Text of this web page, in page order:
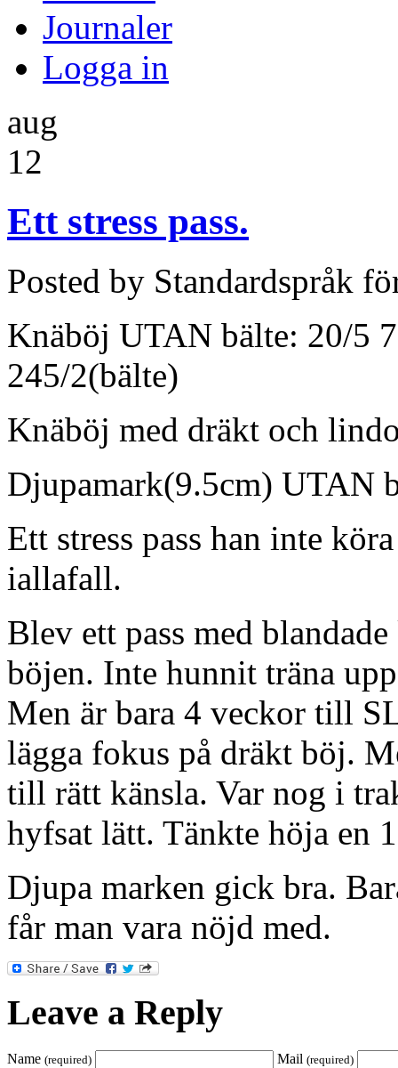
Journaler
Logga in
aug
12
Ett stress pass.
Posted by Standardspråk
Knäböj UTAN bälte: 20/5
245/2(bälte)
Knäböj med dräkt och
Djupamark(9.5cm) UTAN
Ett stress pass han inte
iallafall.
Blev ett pass med
böjen. Inte hunnit träna
Men är bara 4 veckor till
lägga fokus på dräkt böj.
till rätt känsla. Var nog i
hyfsat lätt. Tänkte höja en
Djupa marken gick bra.
får man vara nöjd med.
Leave a Reply
Name (required) Mail (required)